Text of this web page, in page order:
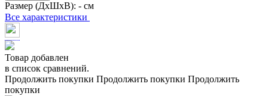
Размер (ДхШхВ): - см
Все характеристики
Товар добавлен
в список сравнений.
Продолжить покупки Продолжить покупки Продолжить
покупки